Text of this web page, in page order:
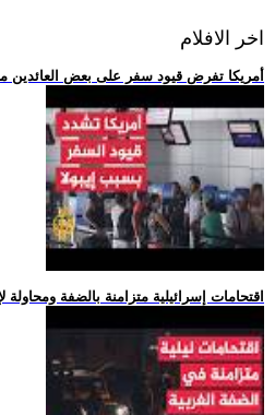
اخر الافلام
.. أمريكا تفرض قيود سفر على بعض العائدين
.. 5 اقتحامات إسرائيلية متزامنة بالضفة